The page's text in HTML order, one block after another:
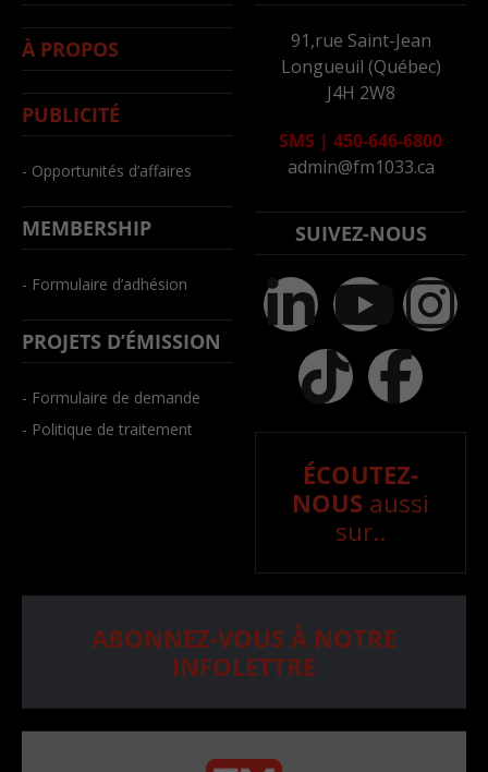
À PROPOS
PUBLICITÉ
- Opportunités d’affaires
MEMBERSHIP
- Formulaire d’adhésion
PROJETS D’ÉMISSION
- Formulaire de demande
- Politique de traitement
91,rue Saint-Jean
Longueuil (Québec)
J4H 2W8
SMS | 450-646-6800
admin@fm1033.ca
SUIVEZ-NOUS
ÉCOUTEZ-
NOUS aussi
sur..
ABONNEZ-VOUS À NOTRE
INFOLETTRE